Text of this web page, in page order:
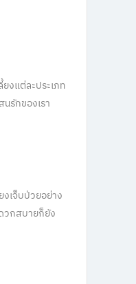
งแต่ละประเภท
รักของเรา
เจ็บป่วยอย่าง
วกสบายก็ยัง